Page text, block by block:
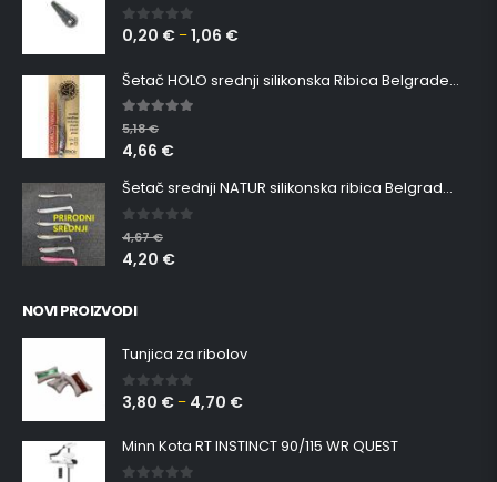
0 out of 5
0,20 € –1,06 €
Šetač HOLO srednji silikonska Ribica Belgrade Walker
5.00out of 5
5,18€
4,66 €
Šetač srednji NATUR silikonska ribica Belgrade Walker
0 out of 5
4,67€
4,20 €
NOVI PROIZVODI
Tunjica za ribolov
0 out of 5
3,80 € – 4,70 €
Minn Kota RT INSTINCT 90/115 WR QUEST